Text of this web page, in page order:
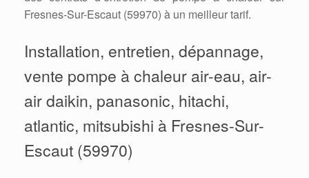
Fresnes-Sur-Escaut (59970) à un meilleur tarif.
Installation, entretien, dépannage,
vente pompe à chaleur air-eau, air-
air daikin, panasonic, hitachi,
atlantic, mitsubishi à Fresnes-Sur-
Escaut (59970)